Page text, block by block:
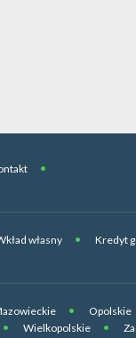
własny
Kredyt
Opolskie
Wielkopolskie